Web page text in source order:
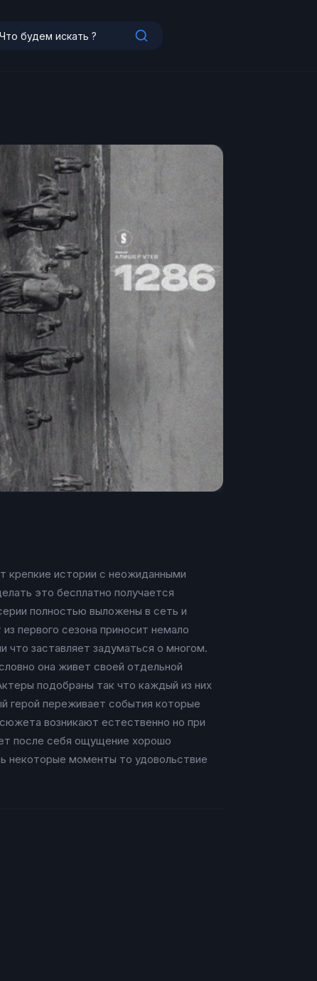
крепкие истории с неожиданными
это бесплатно получается
полностью выложены в сеть и
первого сезона приносит немало
что заставляет задуматься о многом.
она живет своей отдельной
подобраны так что каждый из них
герой переживает события которые
возникают естественно но при
после себя ощущение хорошо
некоторые моменты то удовольствие